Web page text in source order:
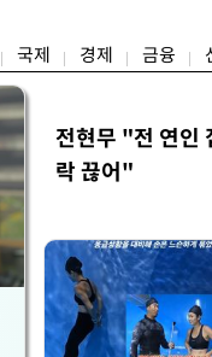
국제 경제 금융
전현무 "전 연인
락 끊어"